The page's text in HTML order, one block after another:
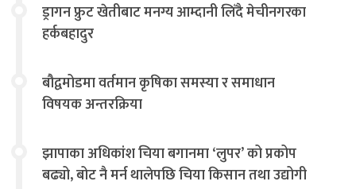
ड्रागन फ्रुट खेतीबाट मनग्य आम्दानी लिँदै मेचीनगरका
हर्कबहादुर
बौद्वमोडमा वर्तमान कृषिका समस्या र समाधान
विषयक अन्तरक्रिया
झापाका अधिकांश चिया बगानमा ‘लुपर’ को प्रकोप
बढ्यो, बोट नै मर्न थालेपछि चिया किसान तथा उद्योगी